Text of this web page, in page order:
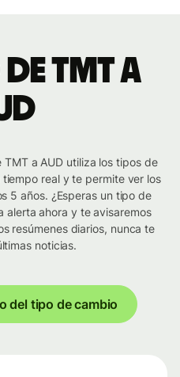
TMT a
a AUD utiliza los tipos de
real y te permite ver los
5 años. ¿Esperas un tipo de
alerta ahora y te avisaremos
resúmenes diarios, nunca te
noticias.
del tipo de cambio